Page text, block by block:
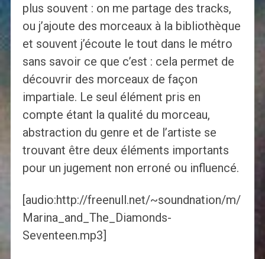
plus souvent : on me partage des tracks,
ou j’ajoute des morceaux à la bibliothèque
et souvent j’écoute le tout dans le métro
sans savoir ce que c’est : cela permet de
découvrir des morceaux de façon
impartiale. Le seul élément pris en
compte étant la qualité du morceau,
abstraction du genre et de l’artiste se
trouvant être deux éléments importants
pour un jugement non erroné ou influencé.
[audio:http://freenull.net/~soundnation/m/
Marina_and_The_Diamonds-
Seventeen.mp3]